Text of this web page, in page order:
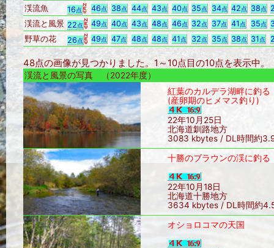
渓流魚
16点 46点 38点 44点 43点 40点 35点 34点 42点 38点
渓流と風景 22点 49点 40点 43点 48点 46点 32点 37点 41点 35点
野草の花
26点 49点 47点 48点 48点 41点 32点 35点 38点 31点
48点の画像が見つかりました。1～10点目の10点を表示中
渓流と風景の写真 （2022年度）
紅葉のカルデラ湖畔に釣る
(産卵期のヒメマス釣り)
22年10月25日
北海道釧路地方
3083 kbytes / DL時間約
十勝のブラウンの渓に釣る
22年10月18日
北海道十勝地方
3634 kbytes / DL時間約
オショロコマの天国